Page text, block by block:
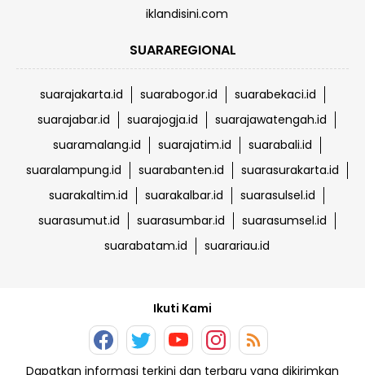
iklandisini.com
SUARAREGIONAL
suarajakarta.id suarabogor.id
suarabekaci.id
suarajabar.id
suarajogja.id
suarajawatengah.id
suaramalang.id
suarajatim.id
suarabali.id
suaralampung.id
suarabanten.id
suarasurakarta.id
suarakaltim.id
suarakalbar.id
suarasulsel.id
suarasumut.id
suarasumbar.id
suarasumsel.id
suarabatam.id
suarariau.id
Ikuti Kami
Dapatkan informasi terkini dan terbaru yang dikirimkan